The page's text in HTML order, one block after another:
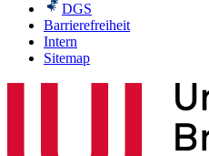
DGS
Barrierefreiheit
Intern
Sitemap